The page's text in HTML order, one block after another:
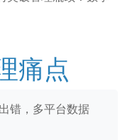
痛点
错，多平台数据